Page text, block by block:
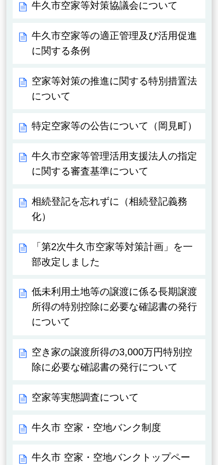
牛久市空家等対策協議会について
牛久市空家等の適正管理及び活用促進
に関する条例
空家等対策の推進に関する特別措置法
について
特定空家等の公告について（岡見町）
牛久市空家等管理活用支援法人の指定
に関する審査基準について
相続登記を忘れずに（相続登記義務
化）
「第2次牛久市空家等対策計画」を一
部改定しました
低未利用土地等の譲渡に係る長期譲渡
所得の特別控除に必要な確認書の発行
について
空き家の譲渡所得の3,000万円特別控
除に必要な確認書の発行について
空家等実態調査について
牛久市 空家・空地バンク制度
牛久市 空家・空地バンクトップペー